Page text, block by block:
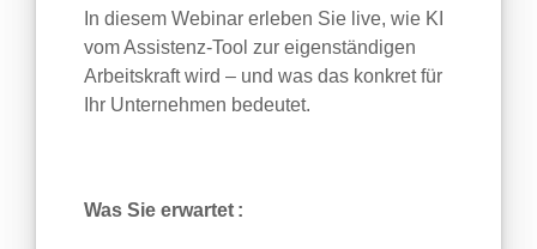
In diesem Webinar erleben Sie live, wie KI
vom Assistenz-Tool zur eigenständigen
Arbeitskraft wird – und was das konkret für
Ihr Unternehmen bedeutet.
Was Sie erwartet :